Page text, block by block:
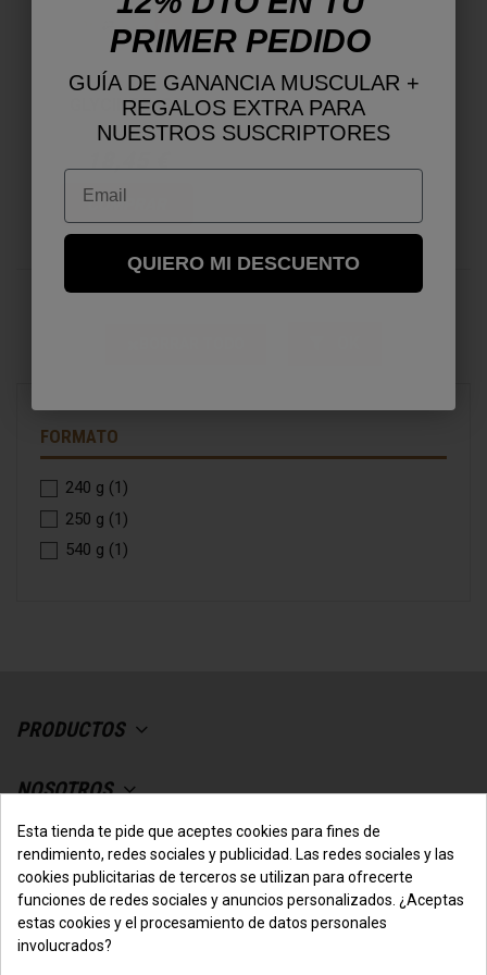
GLYCINE 540G
COMPRAR
FORMATO
240 g (1)
250 g (1)
540 g (1)
PRODUCTOS
NOSOTROS
SU CUENTA
CONTACTO CON NOSOTROS
Esta tienda te pide que aceptes cookies para fines de
rendimiento, redes sociales y publicidad. Las redes sociales y las
cookies publicitarias de terceros se utilizan para ofrecerte
funciones de redes sociales y anuncios personalizados. ¿Aceptas
estas cookies y el procesamiento de datos personales
involucrados?
PRIMER PEDIDO
GUÍA DE GANANCIA MUSCULAR +
REGALOS EXTRA PARA
NUESTROS SUSCRIPTORES
Email
QUIERO MI DESCUENTO